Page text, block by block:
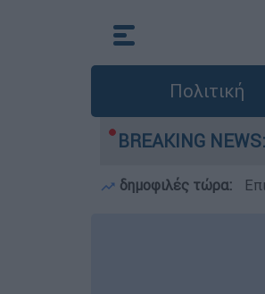
Πολιτική
BREAKING NEWS:
στην Ελλάδα -
δημοφιλές τώρα: